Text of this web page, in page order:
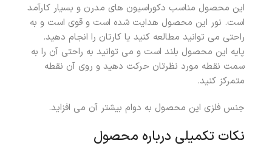
این محصول مناسب دکوراسیون های مدرن و بسیار کارآمد
است. نور این محصول هدایت شده است و قوی است و به
راحتی می توانید مطالعه کنید یا کارتان را انجام دهید.
پایه این محصول بلند است و می توانید به راحتی آن را به
سمت نقطه مورد نظرتان حرکت دهید و روی آن نقطه
متمرکز کنید.
جنس فلزی این محصول به دوام بیشتر آن می افزاید.
نکات تکمیلی درباره محصول